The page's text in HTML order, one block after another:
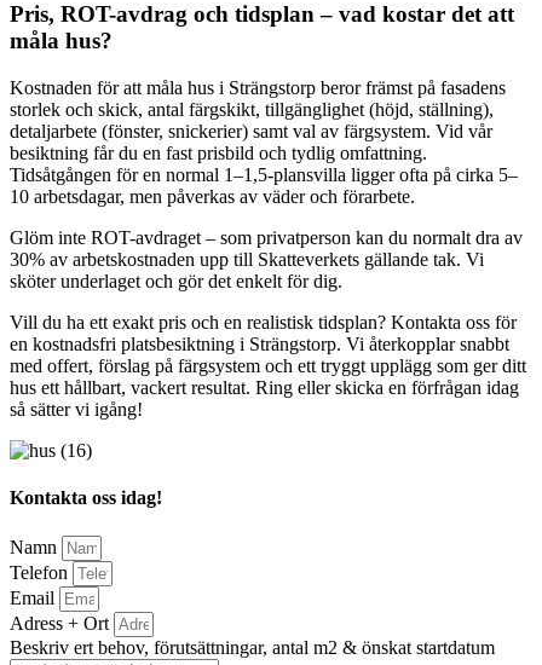
Pris, ROT-avdrag och tidsplan – vad kostar det att
måla hus?
Kostnaden för att måla hus i Strängstorp beror främst på fasadens
storlek och skick, antal färgskikt, tillgänglighet (höjd, ställning),
detaljarbete (fönster, snickerier) samt val av färgsystem. Vid vår
besiktning får du en fast prisbild och tydlig omfattning.
Tidsåtgången för en normal 1–1,5-plansvilla ligger ofta på cirka 5–
10 arbetsdagar, men påverkas av väder och förarbete.
Glöm inte ROT-avdraget – som privatperson kan du normalt dra av
30% av arbetskostnaden upp till Skatteverkets gällande tak. Vi
sköter underlaget och gör det enkelt för dig.
Vill du ha ett exakt pris och en realistisk tidsplan? Kontakta oss för
en kostnadsfri platsbesiktning i Strängstorp. Vi återkopplar snabbt
med offert, förslag på färgsystem och ett tryggt upplägg som ger ditt
hus ett hållbart, vackert resultat. Ring eller skicka en förfrågan idag
så sätter vi igång!
Kontakta oss idag!
Namn
Telefon
Email
Adress + Ort
Beskriv ert behov, förutsättningar, antal m2 & önskat startdatum